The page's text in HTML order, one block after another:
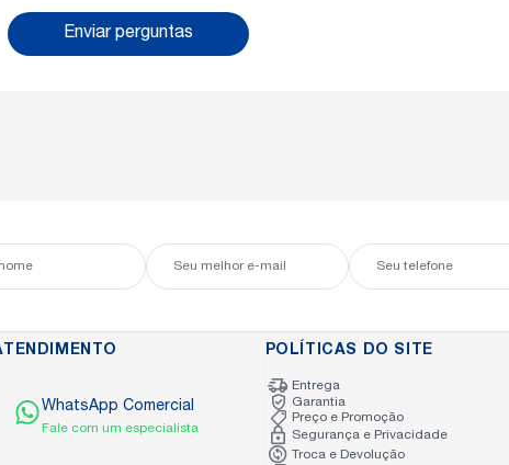
Enviar perguntas
Seu
mail
Seu
telefone
WhatsApp Comercial
Fale com um especialista
POLÍTICAS DO SITE
Entrega
Garantia
Preço e Promoção
Segurança e Privacidade
Troca e Devolução